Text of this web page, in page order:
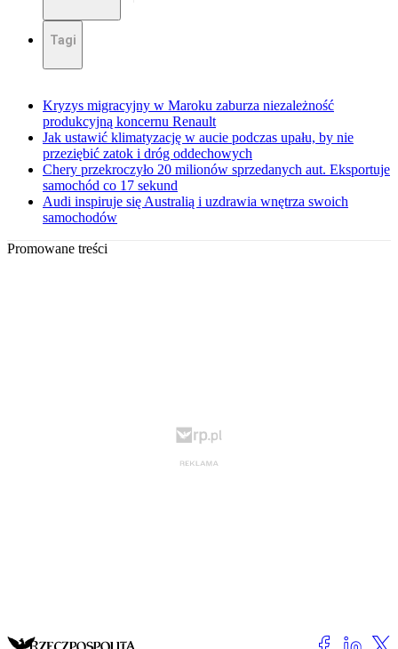
Tagi
Kryzys migracyjny w Maroku zaburza niezależność
produkcyjną koncernu Renault
Jak ustawić klimatyzację w aucie podczas upału, by nie
przeziębić zatok i dróg oddechowych
Chery przekroczyło 20 milionów sprzedanych aut. Eksportuje
samochód co 17 sekund
Audi inspiruje się Australią i uzdrawia wnętrza swoich
samochodów
Promowane treści